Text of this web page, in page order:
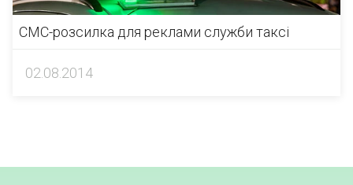
СМС-розсилка для реклами служби таксі
02.08.2014